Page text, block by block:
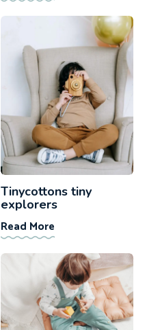
Tinycottons tiny
explorers
Read More